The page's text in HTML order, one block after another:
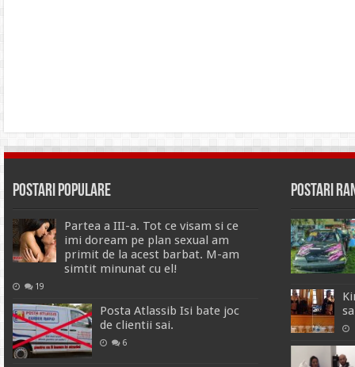
Postari Populare
Partea a III-a. Tot ce visam si ce
imi doream pe plan sexual am
primit de la acest barbat. M-am
simtit minunat cu el!
19
Posta Atlassib Isi bate joc
de clientii sai.
6
Postari